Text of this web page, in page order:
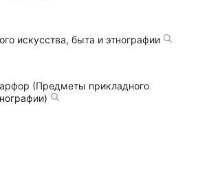
искусства, быта и этнографии
(Предметы прикладного